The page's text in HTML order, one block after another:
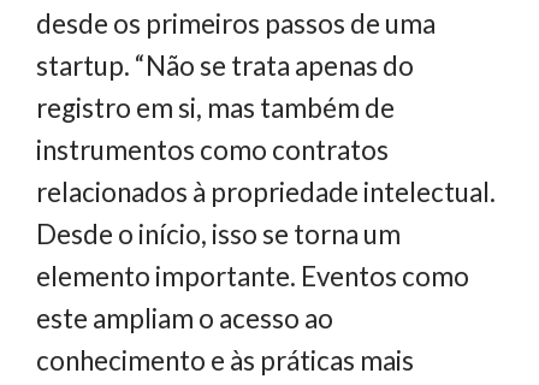
desde os primeiros passos de uma
startup. “Não se trata apenas do
registro em si, mas também de
instrumentos como contratos
relacionados à propriedade intelectual.
Desde o início, isso se torna um
elemento importante. Eventos como
este ampliam o acesso ao
conhecimento e às práticas mais